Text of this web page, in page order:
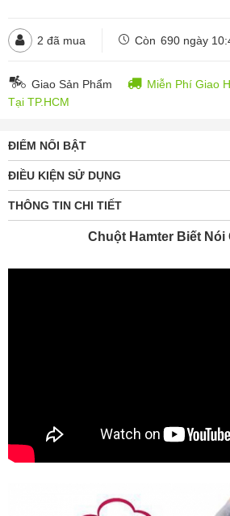
2 đã mua Còn 690 ngày
Giao Sản Phẩm
Miễn Phí Giao
Tại TP.HCM
ĐIỂM NỔI BẬT
ĐIỀU KIỆN SỬ DỤNG
THÔNG TIN CHI TIẾT
Chuột Hamter Biết Nói